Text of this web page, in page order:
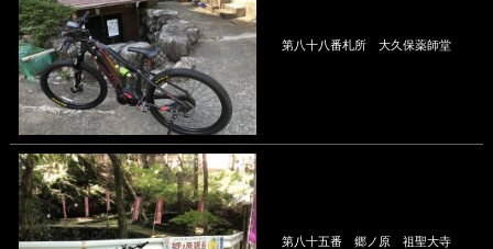
第八十八番札所 大久保薬師堂
第八十五番 郷ノ原 祖聖大寺